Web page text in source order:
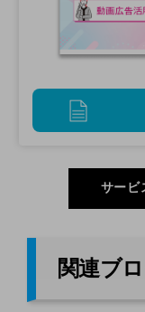
サービ
関連ブ